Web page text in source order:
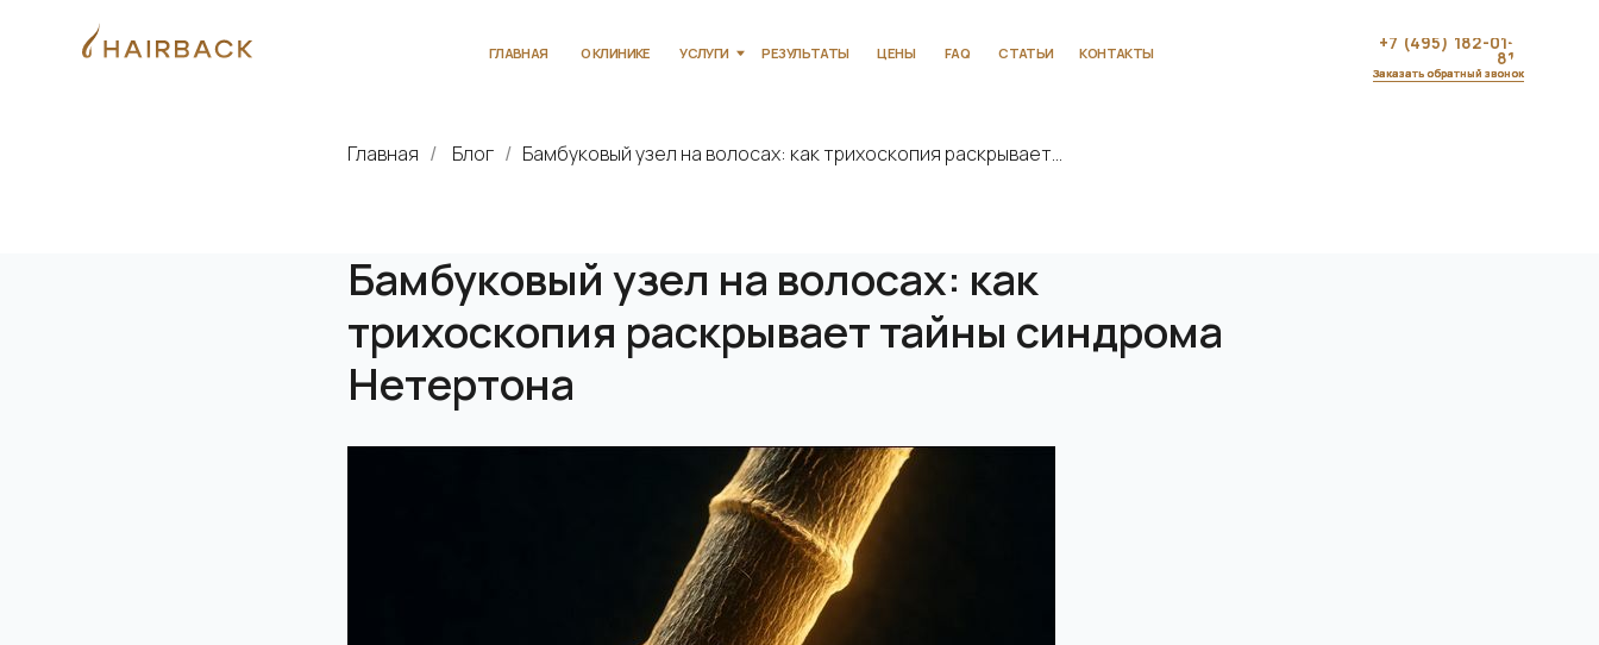
ГЛАВНАЯ О КЛИНИКЕ УСЛУГИ ЦЕНЫ FAQ СТАТЬИ КОНТАКТЫ
РЕЗУЛЬТАТЫ
Главная / Блог / Бамбуковый узел на волосах: как трихоскопия раскрывает...
Бамбуковый узел на волосах: как
трихоскопия раскрывает тайны синдрома
Нетертона